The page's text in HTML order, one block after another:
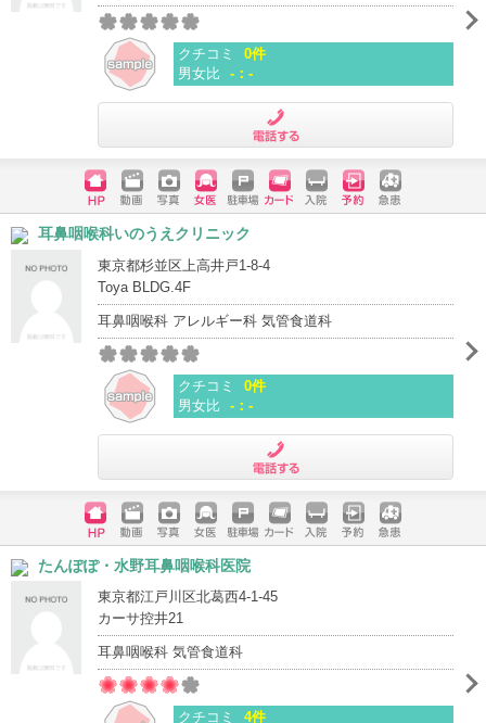
クチコミ
0件
男女比 -：-
ホームペ
ージ
動画 写真 女医 駐車場
クレジッ
入院 予約 急患
耳鼻咽喉科いのうえクリニック
東京都杉並区上高井戸1-8-4
Toya BLDG.4F
耳鼻咽喉科 アレルギー科 気管食道科
クチコミ
0件
男女比 -：-
ホームペ
ージ
動画 写真 女医 駐車場
クレジッ
入院 予約 急患
たんぽぽ・水野耳鼻咽喉科医院
東京都江戸川区北葛西4-1-45
カーサ控井21
耳鼻咽喉科 気管食道科
クチコミ 4件